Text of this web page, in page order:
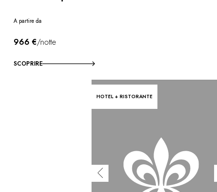
A partire da
966 €/notte
SCOPRIRE
HOTEL + RISTORANTE